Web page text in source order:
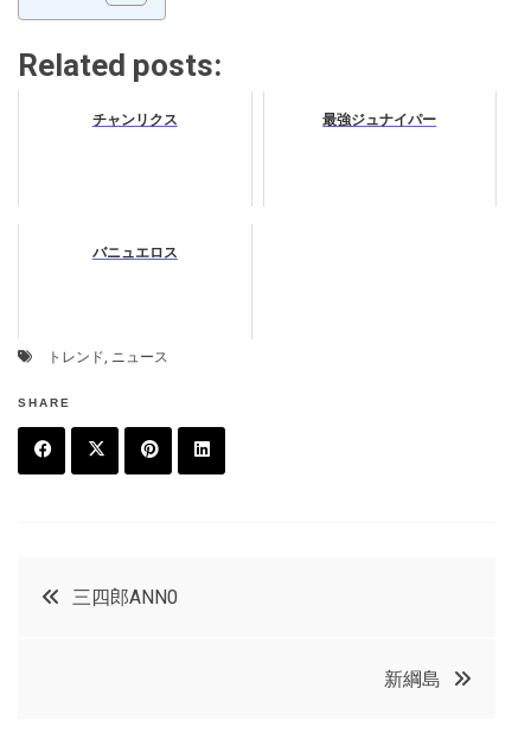
Related posts:
チャンリクス 最強ジュナイパー
バニュエロス
トレンド, ニュース
SHARE
t
e
投
三四郎ANN0
新綱島